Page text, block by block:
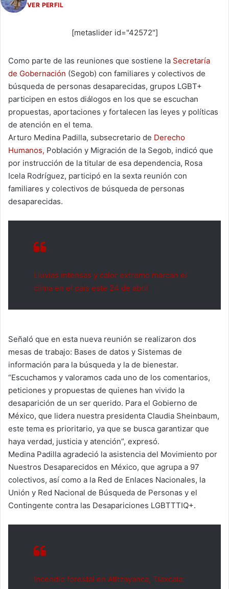
VER PERFIL
[metaslider id="42572"]
Como parte de las reuniones que sostiene la Secretaría
de Gobernación (Segob) con familiares y colectivos de
búsqueda de personas desaparecidas, grupos LGBT+
participen en estos diálogos en los que se escuchan
propuestas, aportaciones y fortalecen las leyes y políticas
de atención en el tema.
Arturo Medina Padilla, subsecretario de Derecho
Humanos, Población y Migración de la Segob, indicó que
por instrucción de la titular de esa dependencia, Rosa
Icela Rodríguez, participó en la sexta reunión con
familiares y colectivos de búsqueda de personas
desaparecidas.
Lluvias intensas y calor extremo marcan el
clima en el país este 24 de abril
Señaló que en esta nueva reunión se realizaron dos
mesas de trabajo: Bases de datos y Sistemas de
información para la búsqueda y la de bienestar.
“Escuchamos y valoramos cada uno de los comentarios,
peticiones y propuestas de quienes han vivido la
desaparición de un ser querido. Para el Gobierno de
México, que lidera nuestra presidenta Claudia Sheinbaum,
este tema es prioritario, ya que se busca garantizar que
haya verdad, justicia y atención”, expresó.
Medina Padilla agradeció la asistencia del Movimiento por
Nuestros Desaparecidos en México, que agrupa a 97
colectivos, así como a la Red de Enlaces Nacionales, la
Unión y Red Nacional de Búsqueda de Personas y el
Contingente contra las Desapariciones LGBTTTIQ+.
Incendio forestal en Atltzayanca, Tlaxcala: